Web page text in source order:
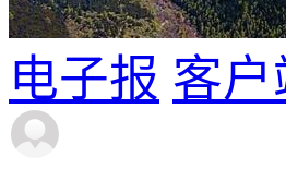
电子报 客户